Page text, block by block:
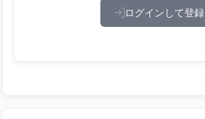
ログインして登録